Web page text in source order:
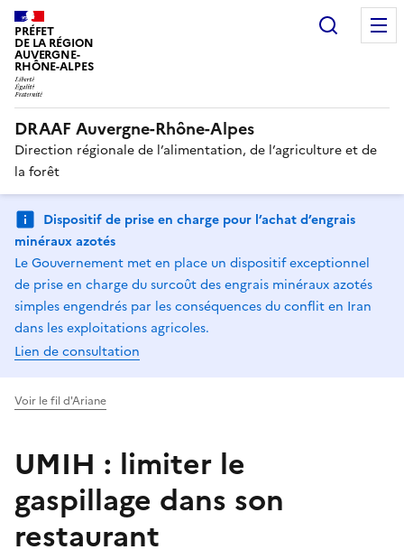
PRÉFET
DE LA RÉGION
AUVERGNE-
RHÔNE-ALPES
DRAAF Auvergne-Rhône-Alpes
Direction régionale de l’alimentation, de l’agriculture et de
la forêt
Dispositif de prise en charge pour l’achat d’engrais
minéraux azotés
Le Gouvernement met en place un dispositif exceptionnel
de prise en charge du surcoût des engrais minéraux azotés
simples engendrés par les conséquences du conflit en Iran
dans les exploitations agricoles.
Lien de consultation
Voir le fil d'Ariane
UMIH : limiter le
gaspillage dans son
restaurant